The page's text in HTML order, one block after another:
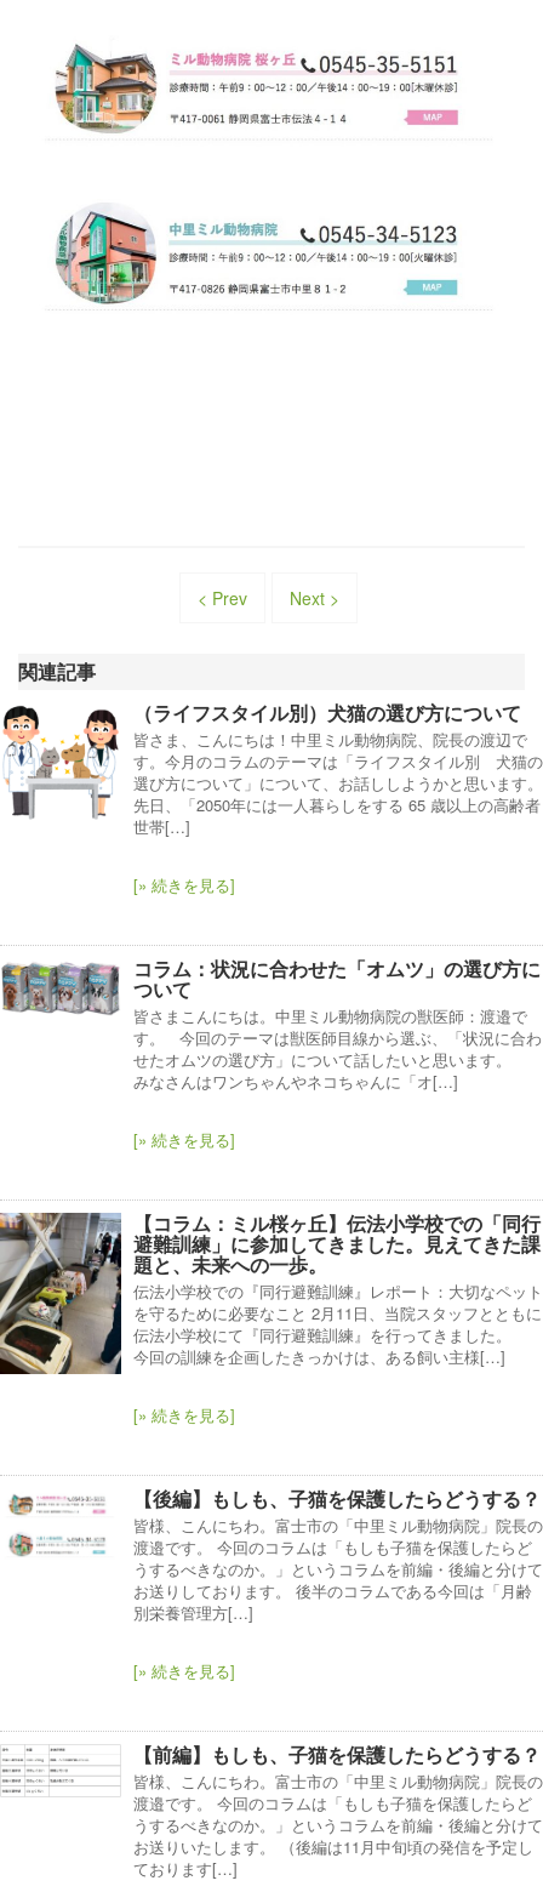
< Prev Next >
関連記事
（ライフスタイル別）犬猫の選び方について
皆さま、こんにちは！中里ミル動物病院、院長の渡辺で
す。今月のコラムのテーマは「ライフスタイル別 犬猫の
選び方について」について、お話ししようかと思います。
先日、「2050年には一人暮らしをする 65 歳以上の高齢者
世帯[…]
[» 続きを見る]
コラム：状況に合わせた「オムツ」の選び方に
ついて
皆さまこんにちは。中里ミル動物病院の獣医師：渡邉で
す。 今回のテーマは獣医師目線から選ぶ、「状況に合わ
せたオムツの選び方」について話したいと思います。
みなさんはワンちゃんやネコちゃんに「オ[…]
[» 続きを見る]
【コラム：ミル桜ヶ丘】伝法小学校での「同行
避難訓練」に参加してきました。見えてきた課
題と、未来への一歩。
伝法小学校での『同行避難訓練』レポート：大切なペット
を守るために必要なこと 2月11日、当院スタッフとともに
伝法小学校にて『同行避難訓練』を行ってきました。
今回の訓練を企画したきっかけは、ある飼い主様[…]
[» 続きを見る]
【後編】もしも、子猫を保護したらどうする？
皆様、こんにちわ。富士市の「中里ミル動物病院」院長の
渡邉です。 今回のコラムは「もしも子猫を保護したらど
うするべきなのか。」というコラムを前編・後編と分けて
お送りしております。 後半のコラムである今回は「月齢
別栄養管理方[…]
[» 続きを見る]
【前編】もしも、子猫を保護したらどうする？
皆様、こんにちわ。富士市の「中里ミル動物病院」院長の
渡邉です。 今回のコラムは「もしも子猫を保護したらど
うするべきなのか。」というコラムを前編・後編と分けて
お送りいたします。 （後編は11月中旬頃の発信を予定し
ております[…]